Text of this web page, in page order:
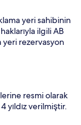
yeri sahibinin
ilgili AB
rezervasyon
resmi olarak
yıldız verilmiştir.